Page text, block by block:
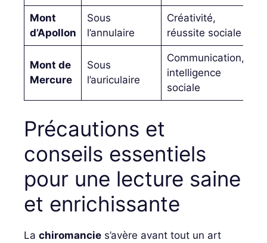
Mont
d’Apollon
Sous
l’annulaire
Créativité,
réussite sociale
Mont de
Mercure
Sous
l’auriculaire
Communication,
intelligence
sociale
Précautions et
conseils essentiels
pour une lecture saine
et enrichissante
La chiromancie s’avère avant tout un art